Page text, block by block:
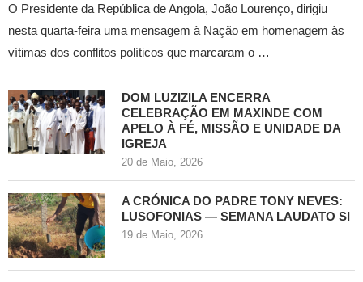
O Presidente da República de Angola, João Lourenço, dirigiu
nesta quarta-feira uma mensagem à Nação em homenagem às
vítimas dos conflitos políticos que marcaram o …
DOM LUZIZILA ENCERRA
CELEBRAÇÃO EM MAXINDE COM
APELO À FÉ, MISSÃO E UNIDADE DA
IGREJA
20 de Maio, 2026
A CRÓNICA DO PADRE TONY NEVES:
LUSOFONIAS — SEMANA LAUDATO SI
19 de Maio, 2026